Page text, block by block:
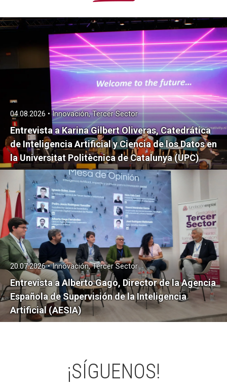
Entrevista a Karina Gilbert Oliveras, Catedrática
de Inteligencia Artificial y Ciencia de los Datos en
la Universitat Politècnica de Catalunya (UPC)
04.08.2026 • Innovación, Tercer Sector
Entrevista a Alberto Gago, Director de la Agencia
Española de Supervisión de la Inteligencia
Artificial (AESIA)
20.07.2026 • Innovación, Tercer Sector
¡SÍGUENOS!